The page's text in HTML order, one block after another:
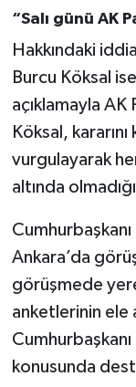
“Salı günü AK
Hakkındaki
Burcu Köksal
açıklamayla AK
Köksal,
vurgulayarak
altında
Ankara’da
görüşmede
anketlerinin ele
konusunda